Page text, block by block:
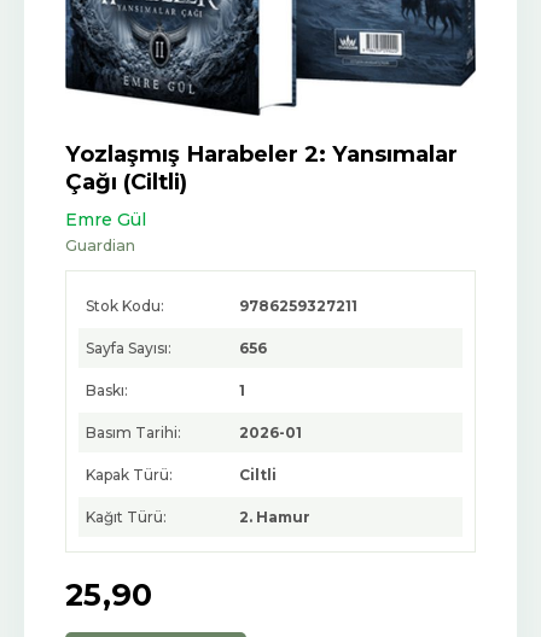
Yozlaşmış Harabeler 2: Yansımalar
Çağı (Ciltli)
Emre Gül
Guardian
Stok Kodu: 9786259327211
Sayfa Sayısı: 656
Baskı: 1
Basım Tarihi: 2026-01
Kapak Türü: Ciltli
Kağıt Türü: 2. Hamur
25,90